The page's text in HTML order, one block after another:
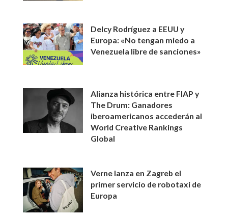
Delcy Rodríguez a EEUU y
Europa: «No tengan miedo a
Venezuela libre de sanciones»
Alianza histórica entre FIAP y
The Drum: Ganadores
iberoamericanos accederán al
World Creative Rankings
Global
Verne lanza en Zagreb el
primer servicio de robotaxi de
Europa